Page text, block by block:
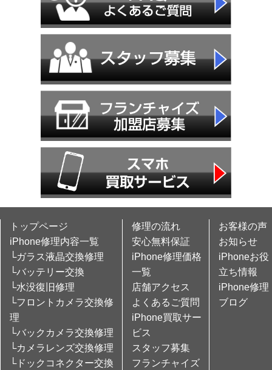
トップページ
iPhone修理内容一覧
└ガラス液晶交換修理
└バッテリー交換
└水没復旧修理
└フロントカメラ交換修
理
└バックカメラ交換修理
└カメラレンズ交換修理
└ドックコネクター交換
修理の流れ
安心無料保証
iPhone修理価格
一覧
店舗アクセス
よくあるご質問
iPhone買取サー
ビス
スタッフ募集
フランチャイズ
お客様の声
お知らせ
iPhoneお役
立ち情報
iPhone修理
ブログ